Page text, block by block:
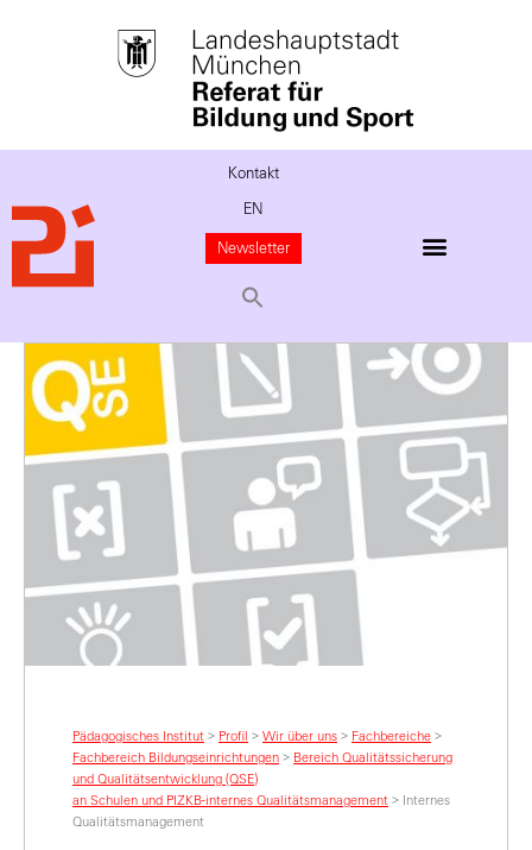
Kontakt
EN
Newsletter
Pädagogisches Institut > Profil > Wir über uns > Fachbereiche >
Fachbereich Bildungseinrichtungen > Bereich Qualitätssicherung
und Qualitätsentwicklung (QSE)
an Schulen und PIZKB-internes Qualitäts­­manage­ment > Internes
Qualitätsmanagement